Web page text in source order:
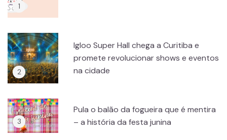
Igloo Super Hall chega a Curitiba e
promete revolucionar shows e eventos
na cidade
Pula o balão da fogueira que é mentira
– a história da festa junina